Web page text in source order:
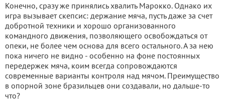
Конечно, сразу же принялись хвалить Марокко. Однако их
игра вызывает скепсис: держание мяча, пусть даже за счет
добротной техники и хорошо организованного
командного движения, позволяющего освобождаться от
опеки, не более чем основа для всего остального. А за нею
пока ничего не видно - особенно на фоне постоянных
передержек мяча, коим всегда сопровождаются
современные варианты контроля над мячом. Преимущество
в опорной зоне бразильцев они создавали, но дальше-то
что?